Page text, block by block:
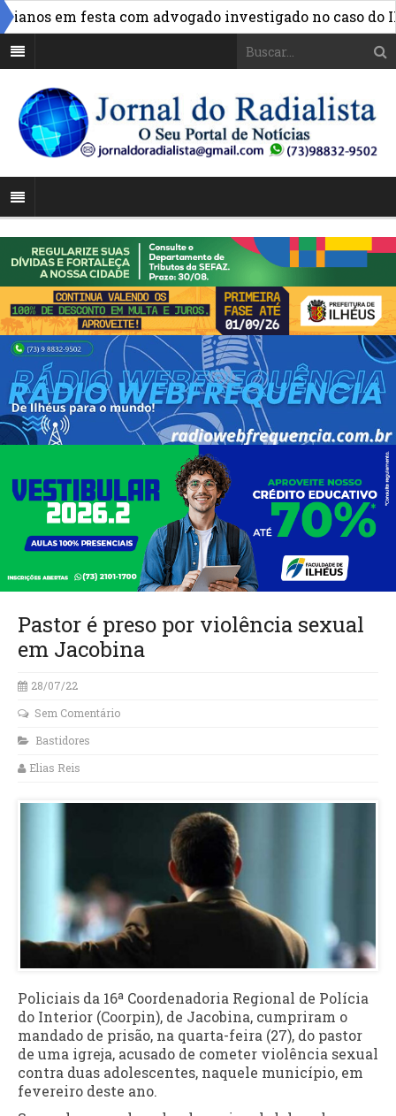
em festa com advogado investigado no caso do INSS
Pastor é preso por violência sexual
em Jacobina
28/07/22
Sem Comentário
Bastidores
Elias Reis
Policiais da 16ª Coordenadoria Regional de Polícia
do Interior (Coorpin), de Jacobina, cumpriram o
mandado de prisão, na quarta-feira (27), do pastor
de uma igreja, acusado de cometer violência sexual
contra duas adolescentes, naquele município, em
fevereiro deste ano.